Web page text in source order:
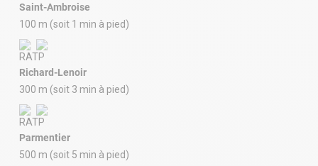
Saint-Ambroise
100 m (soit 1 min à pied)
Richard-Lenoir
300 m (soit 3 min à pied)
Parmentier
500 m (soit 5 min à pied)